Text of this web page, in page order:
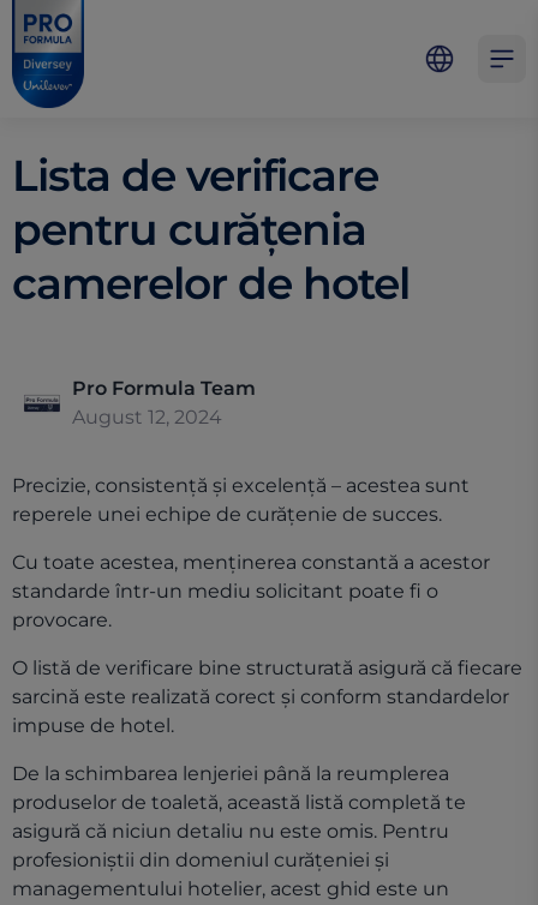
Skip to main content
Skip to navigation
Skip to footer
Pro Formula
Lista de verificare
pentru curățenia
camerelor de hotel
Pro Formula Team
August 12, 2024
Precizie, consistență și excelență – acestea sunt
reperele unei echipe de curățenie de succes.
Cu toate acestea, menținerea constantă a acestor
standarde într-un mediu solicitant poate fi o
provocare.
O listă de verificare bine structurată asigură că fiecare
sarcină este realizată corect și conform standardelor
impuse de hotel.
De la schimbarea lenjeriei până la reumplerea
produselor de toaletă, această listă completă te
asigură că niciun detaliu nu este omis. Pentru
profesioniștii din domeniul curățeniei și
managementului hotelier, acest ghid este un